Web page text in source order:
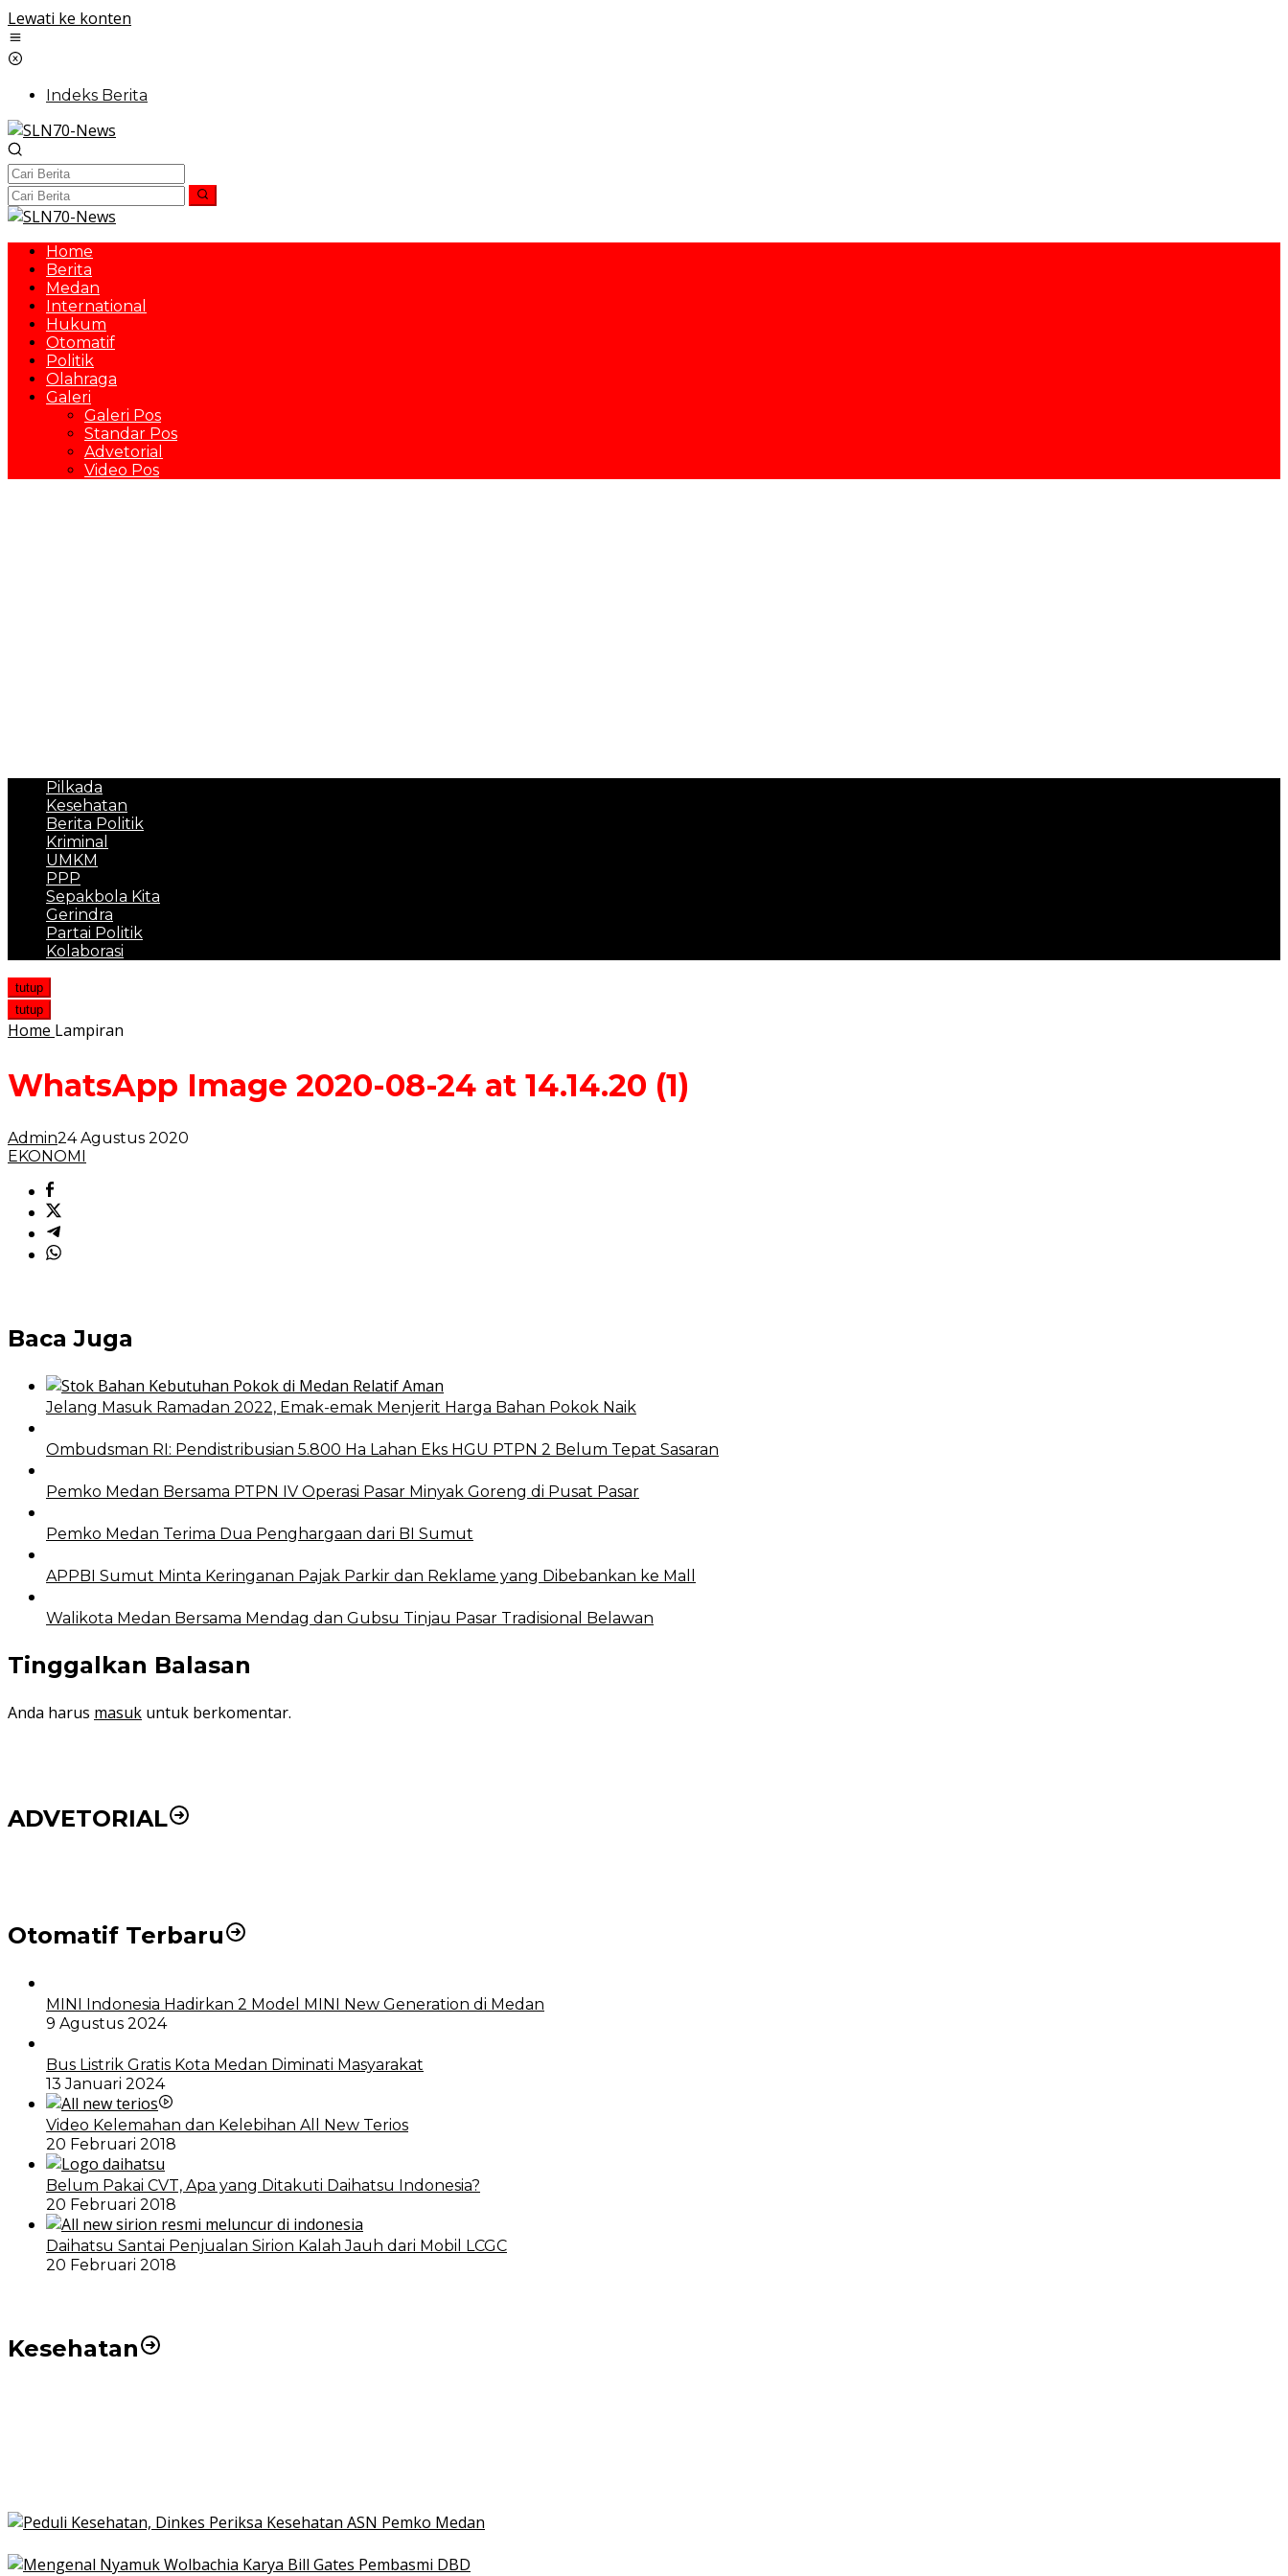
Lewati ke konten
Indeks Berita
Home
Berita
Medan
International
Hukum
Otomatif
Politik
Olahraga
Galeri
Galeri Pos
Standar Pos
Advetorial
Video Pos
Pilkada
Kesehatan
Berita Politik
Kriminal
UMKM
PPP
Sepakbola Kita
Gerindra
Partai Politik
Kolaborasi
tutup
tutup
Home Lampiran
WhatsApp Image 2020-08-24 at 14.14.20 (1)
Admin24 Agustus 2020
EKONOMI
Baca Juga
Jelang Masuk Ramadan 2022, Emak-emak Menjerit Harga Bahan Pokok Naik
Ombudsman RI: Pendistribusian 5.800 Ha Lahan Eks HGU PTPN 2 Belum Tepat Sasaran
Pemko Medan Bersama PTPN IV Operasi Pasar Minyak Goreng di Pusat Pasar
Pemko Medan Terima Dua Penghargaan dari BI Sumut
APPBI Sumut Minta Keringanan Pajak Parkir dan Reklame yang Dibebankan ke Mall
Walikota Medan Bersama Mendag dan Gubsu Tinjau Pasar Tradisional Belawan
Tinggalkan Balasan
Anda harus masuk untuk berkomentar.
ADVETORIAL
Otomatif Terbaru
MINI Indonesia Hadirkan 2 Model MINI New Generation di Medan
9 Agustus 2024
Bus Listrik Gratis Kota Medan Diminati Masyarakat
13 Januari 2024
Video Kelemahan dan Kelebihan All New Terios
20 Februari 2018
Belum Pakai CVT, Apa yang Ditakuti Daihatsu Indonesia?
20 Februari 2018
Daihatsu Santai Penjualan Sirion Kalah Jauh dari Mobil LCGC
20 Februari 2018
Kesehatan